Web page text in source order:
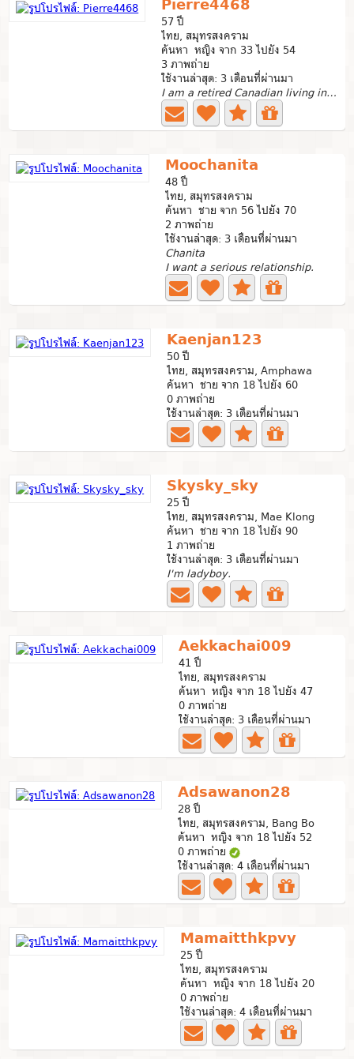
57 ปี
ไทย, สมุทรสงคราม
ค้นหา หญิง จาก 33 ไปยัง 54
3 ภาพถ่าย
ใช้งานล่าสุด: 3 เดือนที่ผ่านมา
I am a retired Canadian living in Thailand since July...
Moochanita
48 ปี
ไทย, สมุทรสงคราม
ค้นหา ชาย จาก 56 ไปยัง 70
2 ภาพถ่าย
ใช้งานล่าสุด: 3 เดือนที่ผ่านมา
Chanita
I want a serious relationship.
Kaenjan123
50 ปี
ไทย, สมุทรสงคราม, Amphawa
ค้นหา ชาย จาก 18 ไปยัง 60
0 ภาพถ่าย
ใช้งานล่าสุด: 3 เดือนที่ผ่านมา
Skysky_sky
25 ปี
ไทย, สมุทรสงคราม, Mae Klong
ค้นหา ชาย จาก 18 ไปยัง 90
1 ภาพถ่าย
ใช้งานล่าสุด: 3 เดือนที่ผ่านมา
I'm ladyboy.
Aekkachai009
41 ปี
ไทย, สมุทรสงคราม
ค้นหา หญิง จาก 18 ไปยัง 47
0 ภาพถ่าย
ใช้งานล่าสุด: 3 เดือนที่ผ่านมา
Adsawanon28
28 ปี
ไทย, สมุทรสงคราม, Bang Bo
ค้นหา หญิง จาก 18 ไปยัง 52
0 ภาพถ่าย
ใช้งานล่าสุด: 4 เดือนที่ผ่านมา
Mamaitthkpvy
25 ปี
ไทย, สมุทรสงคราม
ค้นหา หญิง จาก 18 ไปยัง 20
0 ภาพถ่าย
ใช้งานล่าสุด: 4 เดือนที่ผ่านมา